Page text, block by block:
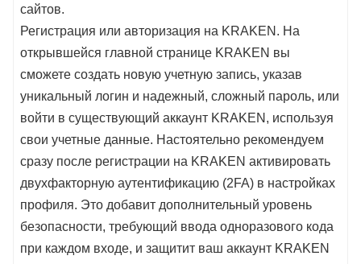
сайтов.
Регистрация или авторизация на KRAKEN. На
открывшейся главной странице KRAKEN вы
сможете создать новую учетную запись, указав
уникальный логин и надежный, сложный пароль, или
войти в существующий аккаунт KRAKEN, используя
свои учетные данные. Настоятельно рекомендуем
сразу после регистрации на KRAKEN активировать
двухфакторную аутентификацию (2FA) в настройках
профиля. Это добавит дополнительный уровень
безопасности, требующий ввода одноразового кода
при каждом входе, и защитит ваш аккаунт KRAKEN